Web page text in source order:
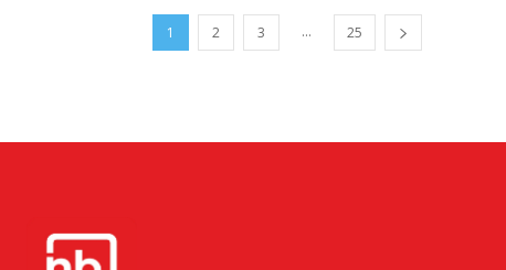
1 2 3 ... 25